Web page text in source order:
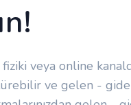
veya online
ve gelen -